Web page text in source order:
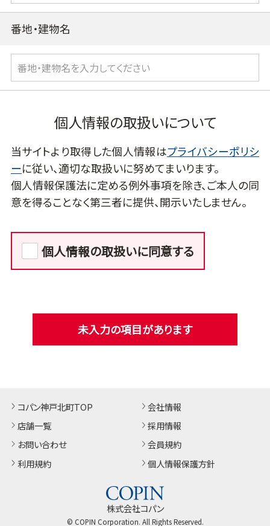
番地・建物名
個人情報の取扱いについて
当サイトより取得した個人情報はプライバシーポリシ
ーに従い、適切な取扱いに努めてまいります。
個人情報保護法に定める例外事項を除き、ご本人の同
意を得ることなく第三者に提供、開示いたしません。
個人情報の取扱いに同意する
未入力の項目があります
コパン神戸北町TOP
店舗一覧
お問い合わせ
利用規約
会社情報
採用情報
会員規約
個人情報保護方針
株式会社コパン
© COPIN Corporation. All Rights Reserved.